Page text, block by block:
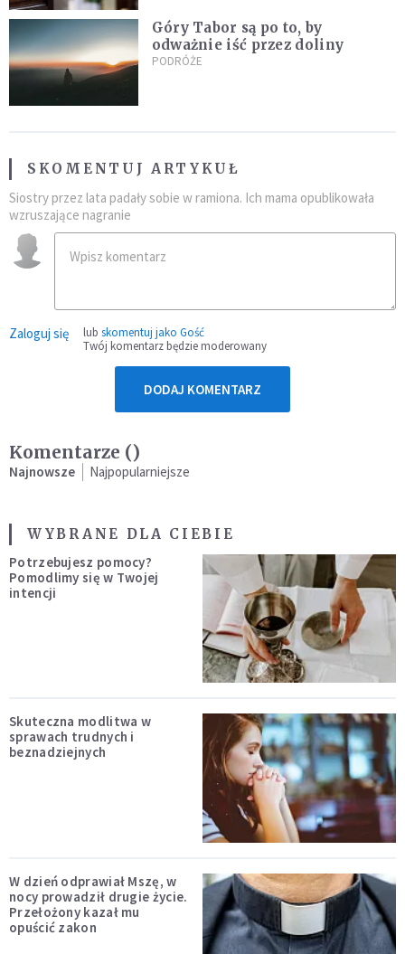
Góry Tabor są po to, by
odważnie iść przez doliny
PODRÓŻE
SKOMENTUJ ARTYKUŁ
Siostry przez lata padały sobie w ramiona. Ich mama opublikowała
wzruszające nagranie
Zaloguj się lub skomentuj jako Gość
Twój komentarz będzie moderowany
DODAJ KOMENTARZ
Komentarze ()
Najnowsze Najpopularniejsze
WYBRANE DLA CIEBIE
Potrzebujesz pomocy?
Pomodlimy się w Twojej
intencji
Skuteczna modlitwa w
sprawach trudnych i
beznadziejnych
W dzień odprawiał Mszę, w
nocy prowadził drugie życie.
Przełożony kazał mu
opuścić zakon